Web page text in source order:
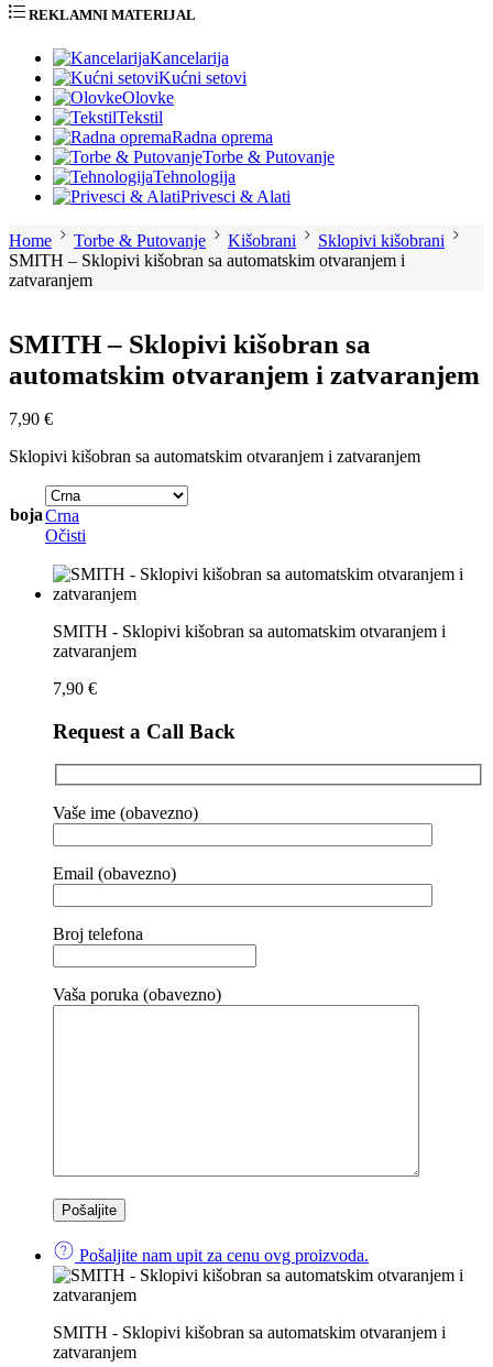
REKLAMNI MATERIJAL
Kancelarija
Kućni setovi
Olovke
Tekstil
Radna oprema
Torbe & Putovanje
Tehnologija
Privesci & Alati
Home Torbe & Putovanje Kišobrani
Sklopivi kišobrani
SMITH – Sklopivi kišobran sa automatskim otvaranjem i
zatvaranjem
SMITH – Sklopivi kišobran sa
automatskim otvaranjem i zatvaranjem
7,90 €
Sklopivi kišobran sa automatskim otvaranjem i zatvaranjem
bojaCrna
Očisti
SMITH - Sklopivi kišobran sa automatskim otvaranjem i
zatvaranjem
7,90 €
Request a Call Back
Vaše ime (obavezno)
Email (obavezno)
Broj telefona
Vaša poruka (obavezno)
Pošaljite nam upit za cenu ovg proizvoda.
SMITH - Sklopivi kišobran sa automatskim otvaranjem i
zatvaranjem